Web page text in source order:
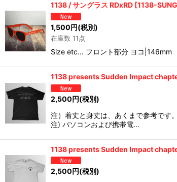
1138 / サングラス RDxRD [1138-
1,500円(税別)
在庫数 11点
Size etc... フロント部分 ヨコ
1138 presents Sudden Impact
2,500円(税別)
注）着丈と身丈は、あくまで参考です
注) パソコンおよび携帯電…
1138 presents Sudden Impact
2,500円(税別)